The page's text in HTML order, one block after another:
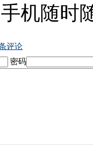
机随时
评论
密码